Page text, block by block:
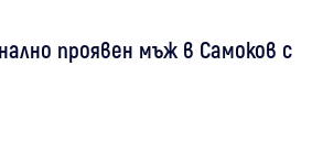
проявен мъж в Самоков с